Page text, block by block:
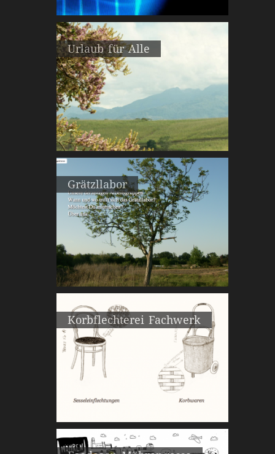
Urlaub für Alle
Grätzllabor
Korbflechterei Fachwerk